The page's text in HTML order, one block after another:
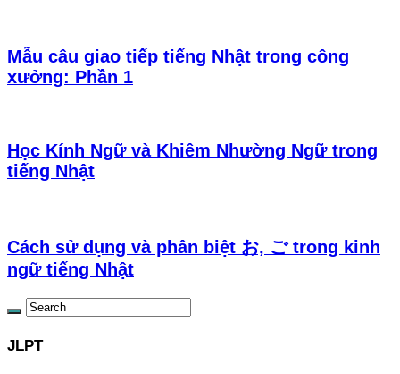
Mẫu câu giao tiếp tiếng Nhật trong công
xưởng: Phần 1
Học Kính Ngữ và Khiêm Nhường Ngữ trong
tiếng Nhật
Cách sử dụng và phân biệt お, ご trong kinh
ngữ tiếng Nhật
JLPT